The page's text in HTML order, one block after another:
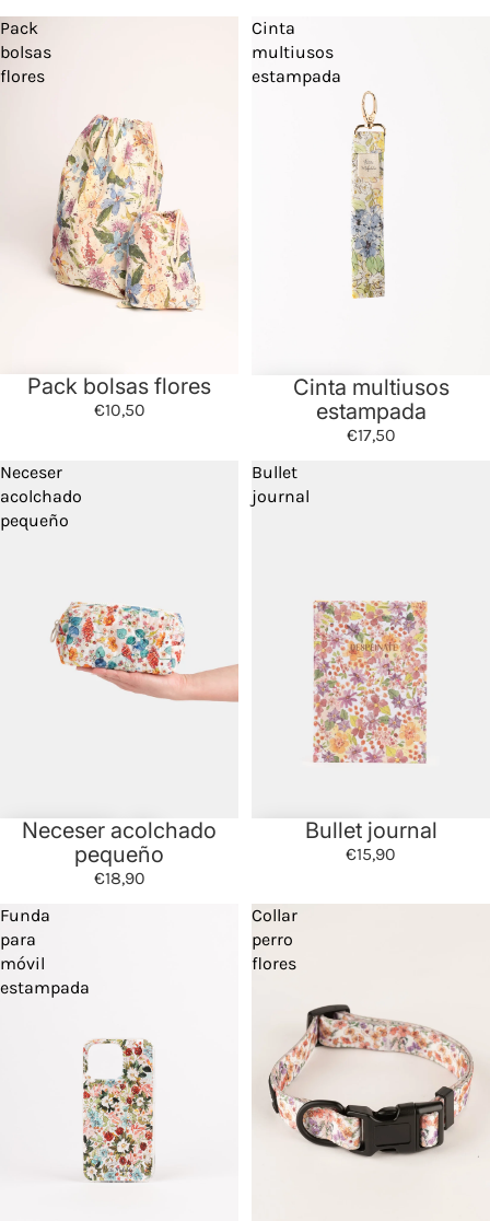
Pack
bolsas
flores
Pack bolsas flores
€10,50
Cinta
multiusos
estampada
Cinta multiusos
estampada
€17,50
Neceser
acolchado
pequeño
Neceser acolchado
pequeño
€18,90
Bullet
journal
Bullet journal
€15,90
Funda
para
móvil
estampada
Collar
perro
flores